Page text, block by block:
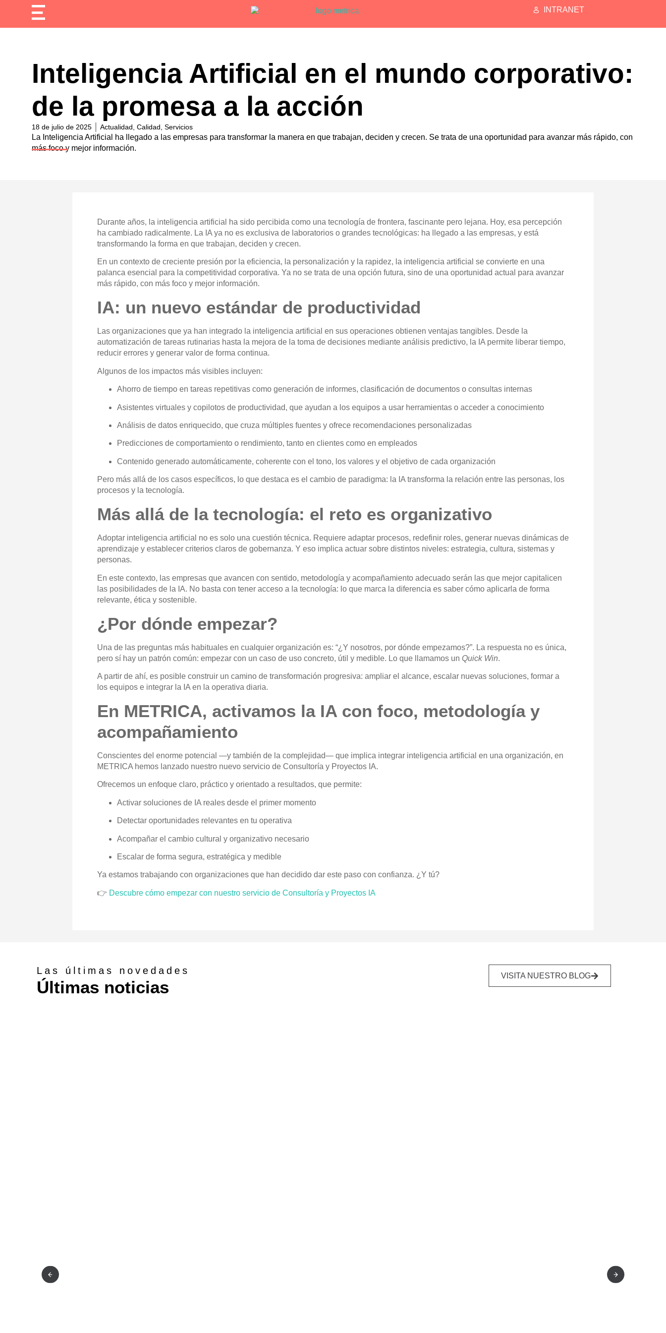
INTRANET
Inteligencia Artificial en el mundo corporativo:
de la promesa a la acción
18 de julio de 2025 Actualidad, Calidad, Servicios
La Inteligencia Artificial ha llegado a las empresas para transformar la manera en que trabajan, deciden y crecen. Se trata de una oportunidad para avanzar más rápido, con
más foco y mejor información.
Durante años, la inteligencia artificial ha sido percibida como una tecnología de frontera, fascinante pero lejana. Hoy, esa percepción
ha cambiado radicalmente. La IA ya no es exclusiva de laboratorios o grandes tecnológicas: ha llegado a las empresas, y está
transformando la forma en que trabajan, deciden y crecen.
En un contexto de creciente presión por la eficiencia, la personalización y la rapidez, la inteligencia artificial se convierte en una
palanca esencial para la competitividad corporativa. Ya no se trata de una opción futura, sino de una oportunidad actual para avanzar
más rápido, con más foco y mejor información.
IA: un nuevo estándar de productividad
Las organizaciones que ya han integrado la inteligencia artificial en sus operaciones obtienen ventajas tangibles. Desde la
automatización de tareas rutinariashasta la mejora de la toma de decisiones mediante análisis predictivo, la IA permite liberar tiempo,
reducir errores y generar valor de forma continua.
Algunos de los impactos más visibles incluyen:
Ahorro de tiempo en tareas repetitivascomo generación de informes, clasificación de documentos o consultas internas
Asistentes virtuales y copilotos de productividad, que ayudan a los equipos a usar herramientas o acceder a conocimiento
Análisis de datos enriquecido, que cruza múltiples fuentes y ofrece recomendaciones personalizadas
Predicciones de comportamiento o rendimiento, tanto en clientes como en empleados
Contenido generado automáticamente, coherente con el tono, los valores y el objetivo de cada organización
Pero más allá de los casos específicos, lo que destaca es el cambio de paradigma: la IA transforma la relación entre las personas, los
procesos y la tecnología.
Más allá de la tecnología: el reto es organizativo
Adoptar inteligencia artificial no es solo una cuestión técnica. Requiere adaptar procesos, redefinir roles, generar nuevas dinámicas de
aprendizaje y establecer criterios claros de gobernanza. Y eso implica actuar sobre distintos niveles: estrategia, cultura, sistemas y
personas.
En este contexto, las empresas que avancen con sentido, metodología y acompañamiento adecuado serán las que mejor capitalicen
las posibilidades de la IA. No basta con tener acceso a la tecnología: lo que marca la diferencia es saber cómo aplicarla de forma
relevante, ética y sostenible.
¿Por dónde empezar?
Una de las preguntas más habituales en cualquier organización es: “¿Y nosotros, por dónde empezamos?”. La respuesta no es única,
pero sí hay un patrón común: empezar con un caso de uso concreto, útil y medible. Lo que llamamos un Quick Win.
A partir de ahí, es posible construir un camino de transformación progresiva: ampliar el alcance, escalar nuevas soluciones, formar a
los equipos e integrar la IA en la operativa diaria.
En METRICA, activamos la IA con foco, metodología y
acompañamiento
Conscientes del enorme potencial —y también de la complejidad— que implica integrar inteligencia artificial en una organización, en
METRICA hemos lanzado nuestro nuevo servicio de Consultoría y Proyectos IA.
Ofrecemos un enfoque claro, práctico y orientado a resultados, que permite:
Activar soluciones de IA reales desde el primer momento
Detectar oportunidades relevantes en tu operativa
Acompañar el cambio cultural y organizativo necesario
Escalar de forma segura, estratégica y medible
Ya estamos trabajando con organizaciones que han decidido dar este paso con confianza. ¿Y tú?
👉 Descubre cómo empezar con nuestro servicio de Consultoría y Proyectos IA
Las últimas novedades
Últimas noticias
VISITA NUESTRO BLOG